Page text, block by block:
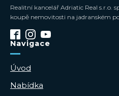
Realitní kancelář Adriatic Real s.r.o.
koupě nemovitosti na jadranském
Navigace
Úvod
Nabídka